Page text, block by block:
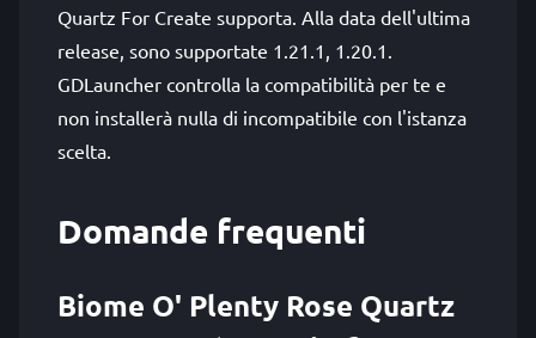
Quartz For Create supporta. Alla data dell'ultima
release, sono supportate 1.21.1, 1.20.1.
GDLauncher controlla la compatibilità per te e
non installerà nulla di incompatibile con l'istanza
scelta.
Domande frequenti
Biome O' Plenty Rose Quartz